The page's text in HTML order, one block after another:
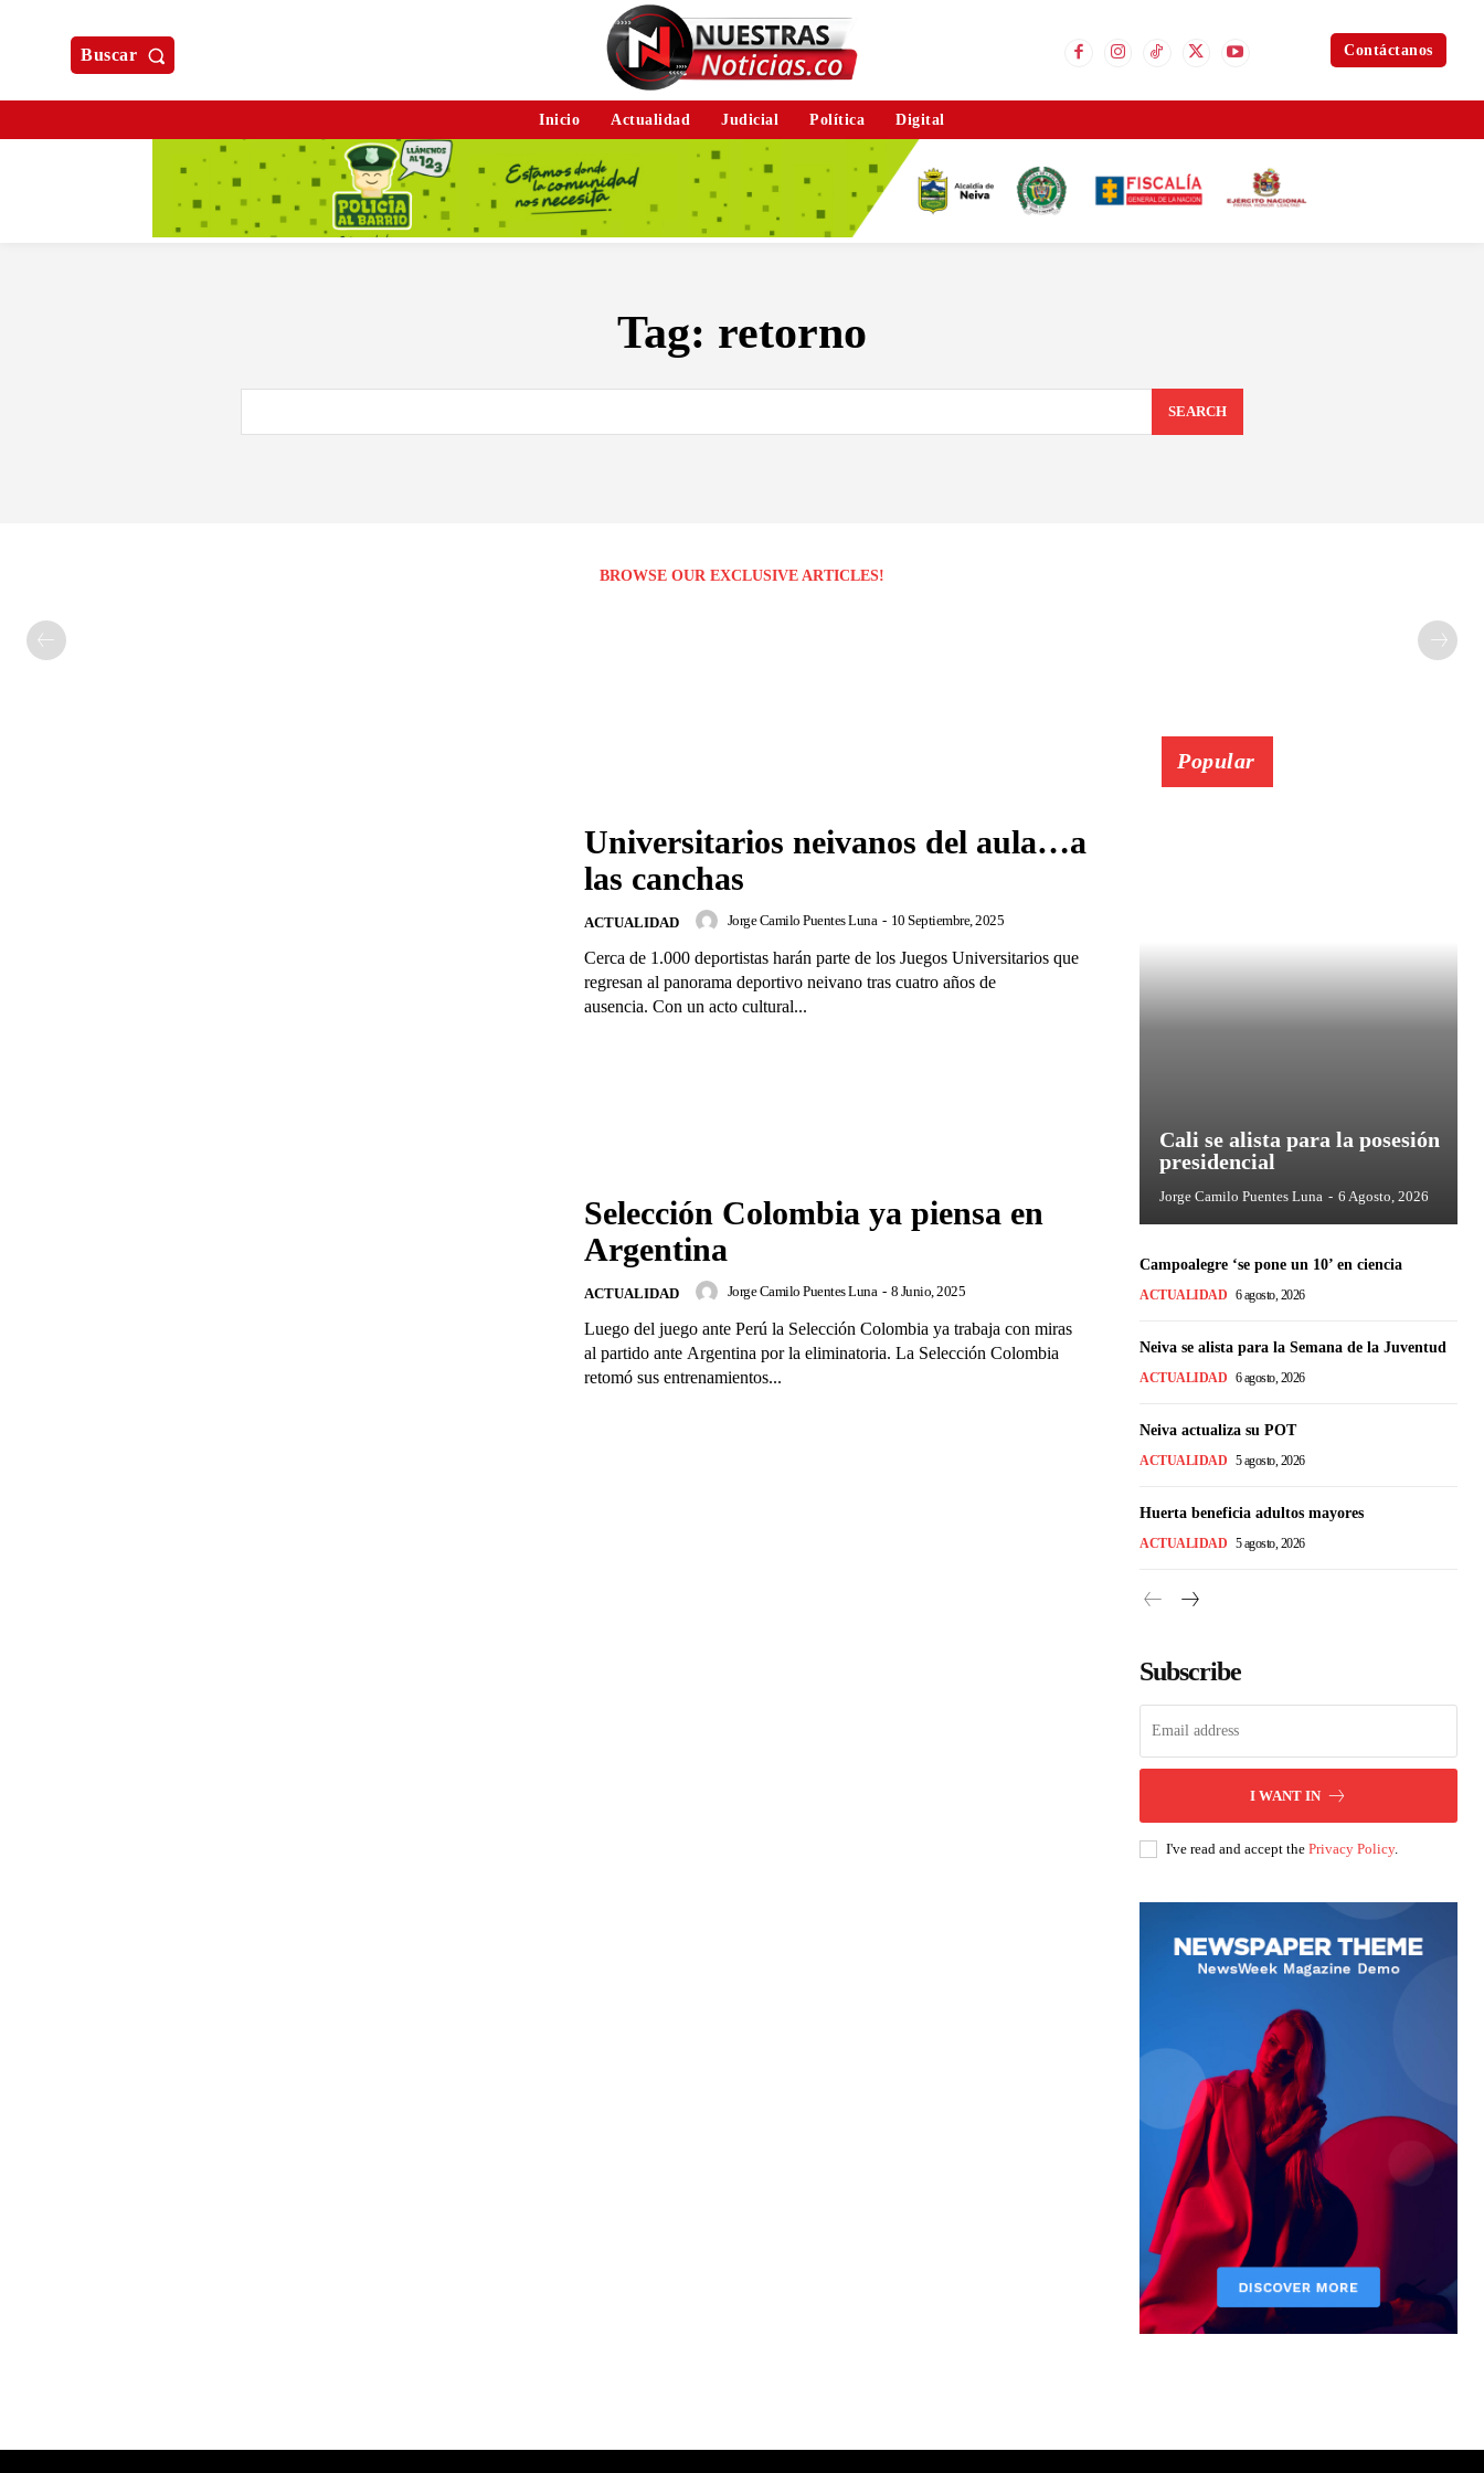
Buscar Contáctanos
Inicio Actualidad Judicial Política Digital
Tag: retorno
SEARCH
BROWSE OUR EXCLUSIVE ARTICLES!
Universitarios neivanos del aula…a
las canchas
ACTUALIDAD Jorge Camilo Puentes Luna - 10 Septiembre, 2025
Cerca de 1.000 deportistas harán parte de los Juegos Universitarios que
regresan al panorama deportivo neivano tras cuatro años de
ausencia. Con un acto cultural...
Selección Colombia ya piensa en
Argentina
ACTUALIDAD Jorge Camilo Puentes Luna - 8 Junio, 2025
Luego del juego ante Perú la Selección Colombia ya trabaja con miras
al partido ante Argentina por la eliminatoria. La Selección Colombia
retomó sus entrenamientos...
Popular
Cali se alista para la posesión
presidencial
Jorge Camilo Puentes Luna - 6 Agosto, 2026
Campoalegre ‘se pone un 10’ en ciencia
ACTUALIDAD 6 agosto, 2026
Neiva se alista para la Semana de la Juventud
ACTUALIDAD 6 agosto, 2026
Neiva actualiza su POT
ACTUALIDAD 5 agosto, 2026
Huerta beneficia adultos mayores
ACTUALIDAD 5 agosto, 2026
Subscribe
I WANT IN
I've read and accept the Privacy Policy.